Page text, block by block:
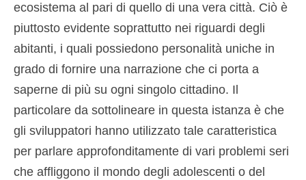
ecosistema al pari di quello di una vera città. Ciò è
piuttosto evidente soprattutto nei riguardi degli
abitanti, i quali possiedono personalità uniche in
grado di fornire una narrazione che ci porta a
saperne di più su ogni singolo cittadino. Il
particolare da sottolineare in questa istanza è che
gli sviluppatori hanno utilizzato tale caratteristica
per parlare approfonditamente di vari problemi seri
che affliggono il mondo degli adolescenti o del